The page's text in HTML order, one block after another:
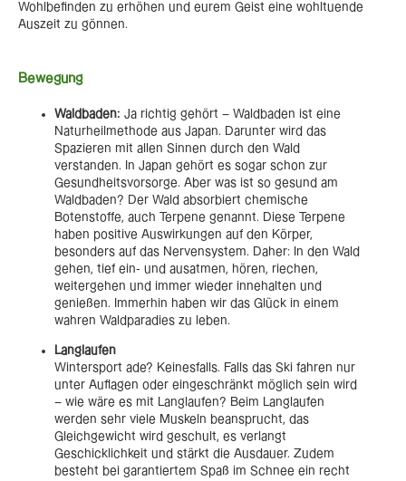
Wohlbefinden zu erhöhen und eurem Geist eine wohltuende
Auszeit zu gönnen.
Bewegung
Waldbaden: Ja richtig gehört – Waldbaden ist eine
Naturheilmethode aus Japan. Darunter wird das
Spazieren mit allen Sinnen durch den Wald
verstanden. In Japan gehört es sogar schon zur
Gesundheitsvorsorge. Aber was ist so gesund am
Waldbaden? Der Wald absorbiert chemische
Botenstoffe, auch Terpene genannt. Diese Terpene
haben positive Auswirkungen auf den Körper,
besonders auf das Nervensystem. Daher: In den Wald
gehen, tief ein- und ausatmen, hören, riechen,
weitergehen und immer wieder innehalten und
genießen. Immerhin haben wir das Glück in einem
wahren Waldparadies zu leben.
Langlaufen
Wintersport ade? Keinesfalls. Falls das Ski fahren nur
unter Auflagen oder eingeschränkt möglich sein wird
– wie wäre es mit Langlaufen? Beim Langlaufen
werden sehr viele Muskeln beansprucht, das
Gleichgewicht wird geschult, es verlangt
Geschicklichkeit und stärkt die Ausdauer. Zudem
besteht bei garantiertem Spaß im Schnee ein recht